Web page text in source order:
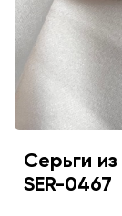
Серьги
SER-0467